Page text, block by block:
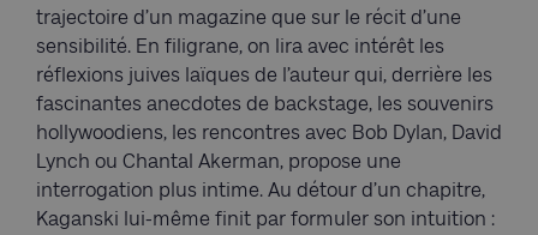
trajectoire d’un magazine que sur le récit d’une
sensibilité. En filigrane, on lira avec intérêt les
réflexions juives laïques de l’auteur qui, derrière les
fascinantes anecdotes de backstage, les souvenirs
hollywoodiens, les rencontres avec Bob Dylan, David
Lynch ou Chantal Akerman, propose une
interrogation plus intime. Au détour d’un chapitre,
Kaganski lui-même finit par formuler son intuition :